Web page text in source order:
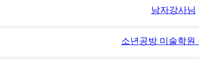
남자강사님